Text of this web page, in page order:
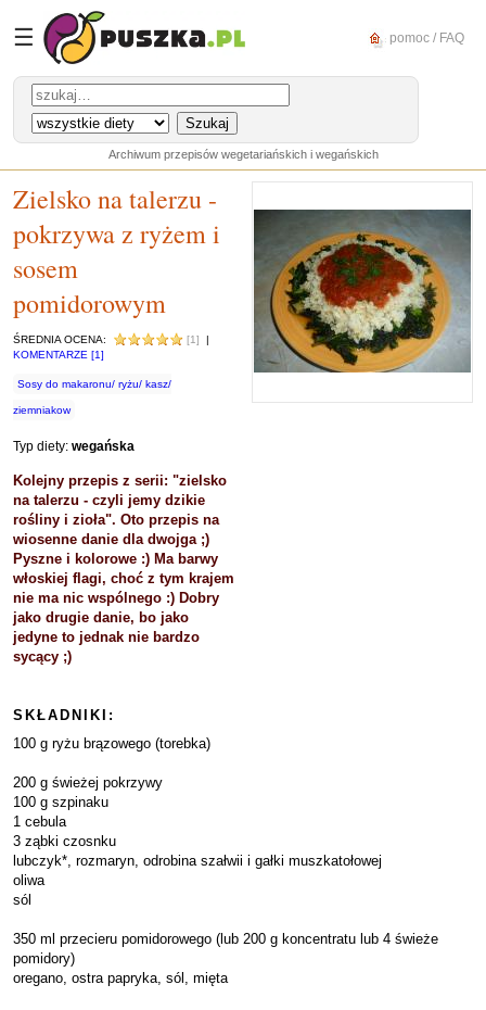
☰ pomoc / FAQ
Archiwum przepisów wegetariańskich i wegańskich
Zielsko na talerzu -
pokrzywa z ryżem i
sosem
pomidorowym
ŚREDNIA OCENA: [1]
|
KOMENTARZE [1]
Sosy do makaronu/ ryżu/ kasz/
ziemniakow
Typ diety: wegańska
Kolejny przepis z serii: "zielsko
na talerzu - czyli jemy dzikie
rośliny i zioła". Oto przepis na
wiosenne danie dla dwojga ;)
Pyszne i kolorowe :) Ma barwy
włoskiej flagi, choć z tym krajem
nie ma nic wspólnego :) Dobry
jako drugie danie, bo jako
jedyne to jednak nie bardzo
sycący ;)
SKŁADNIKI:
100 g ryżu brązowego (torebka)
200 g świeżej pokrzywy
100 g szpinaku
1 cebula
3 ząbki czosnku
lubczyk*, rozmaryn, odrobina szałwii i gałki muszkatołowej
oliwa
sól
350 ml przecieru pomidorowego (lub 200 g koncentratu lub 4 świeże
pomidory)
oregano, ostra papryka, sól, mięta